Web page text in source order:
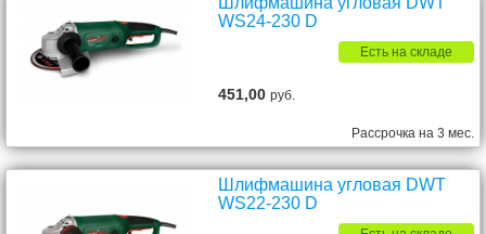
WS24-230 D
Есть на складе
451,00руб.
Рассрочка на 3 мес.
Шлифмашина угловая DWT
WS22-230 D